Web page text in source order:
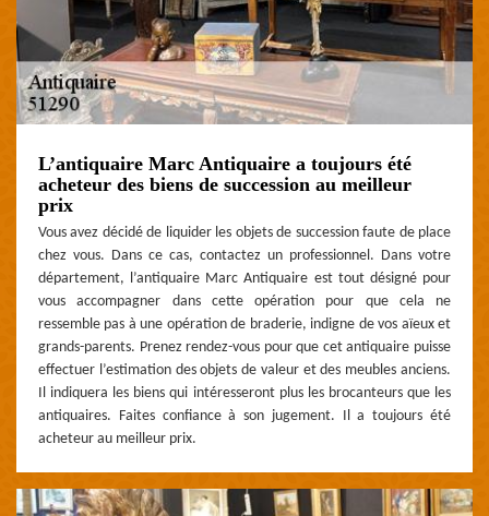
L’antiquaire Marc Antiquaire a toujours été
acheteur des biens de succession au meilleur
prix
Vous avez décidé de liquider les objets de succession faute de place
chez vous. Dans ce cas, contactez un professionnel. Dans votre
département, l’antiquaire Marc Antiquaire est tout désigné pour
vous accompagner dans cette opération pour que cela ne
ressemble pas à une opération de braderie, indigne de vos aïeux et
grands-parents. Prenez rendez-vous pour que cet antiquaire puisse
effectuer l’estimation des objets de valeur et des meubles anciens.
Il indiquera les biens qui intéresseront plus les brocanteurs que les
antiquaires. Faites confiance à son jugement. Il a toujours été
acheteur au meilleur prix.